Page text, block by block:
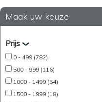
Maak uw keuze
Prijs
0 - 499 (782)
500 - 999 (116)
1000 - 1499 (54)
1500 - 1999 (18)